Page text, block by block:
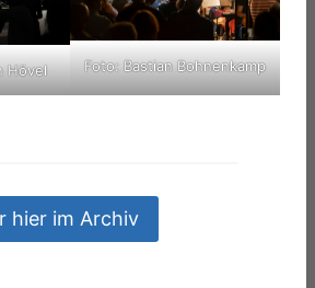
Hövel Foto: Bastian Bohnenkamp
hier im Archiv